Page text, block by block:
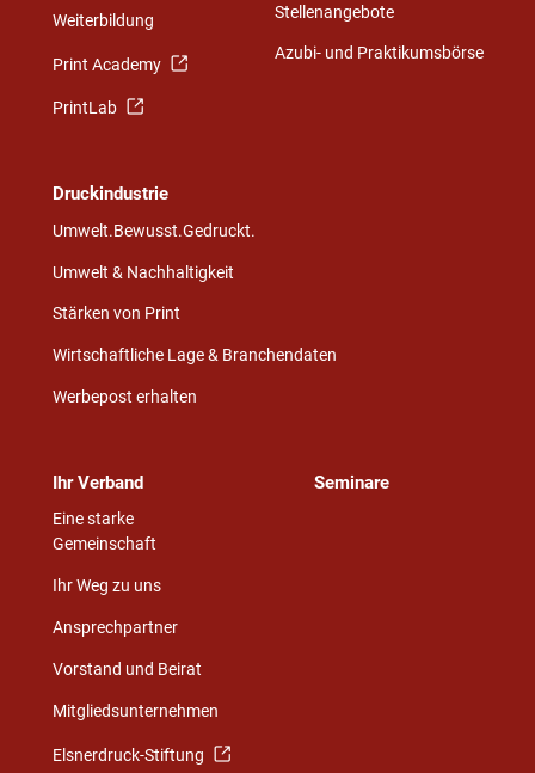
Weiterbildung
Print Academy
PrintLab
Stellenangebote
Azubi- und Praktikumsbörse
Druckindustrie
Umwelt.Bewusst.Gedruckt.
Umwelt & Nachhaltigkeit
Stärken von Print
Wirtschaftliche Lage & Branchendaten
Werbepost erhalten
Ihr Verband
Eine starke
Gemeinschaft
Ihr Weg zu uns
Ansprechpartner
Vorstand und Beirat
Mitgliedsunternehmen
Elsnerdruck-Stiftung
Seminare